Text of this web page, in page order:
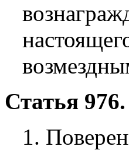
Статья 976.
1.